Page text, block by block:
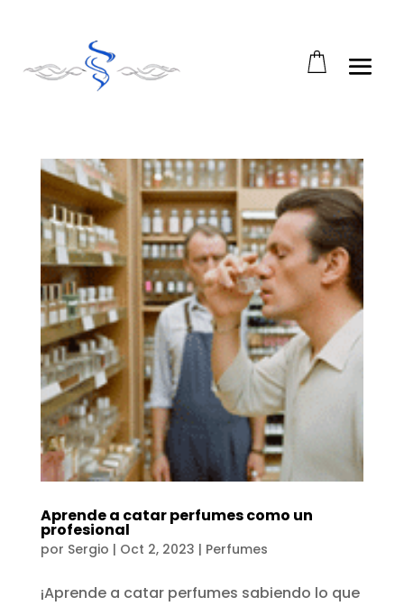
Abrir barra de herramientas
Aprende a catar perfumes como un
profesional
por Sergio | Oct 2, 2023 | Perfumes
¡Aprende a catar perfumes sabiendo lo que